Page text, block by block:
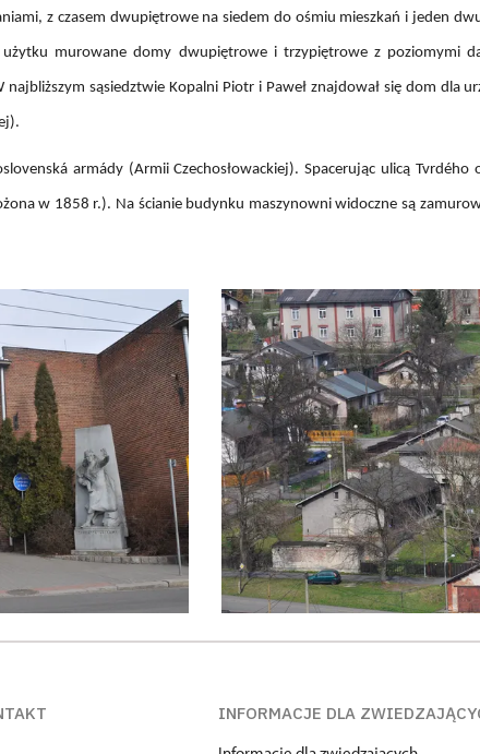
z czasem dwupiętrowe na siedem do ośmiu mieszkań i jeden
murowane domy dwupiętrowe i trzypiętrowe z poziomymi
sąsiedztwie Kopalni Piotr i Paweł znajdował się dom dla
armády (Armii Czechosłowackiej). Spacerując ulicą
w 1858 r.). Na ścianie budynku maszynowni widoczne są
INFORMACJE DLA